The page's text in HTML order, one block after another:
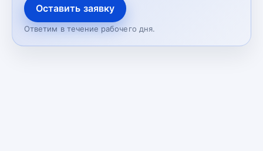
Оставить заявку
Ответим в течение рабочего дня.